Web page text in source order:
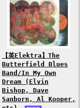
【英Elektra】The
Butterfield Blues
Band/In My Own
Dream (Elvin
Bishop, Dave
Sanborn, Al Kooper,